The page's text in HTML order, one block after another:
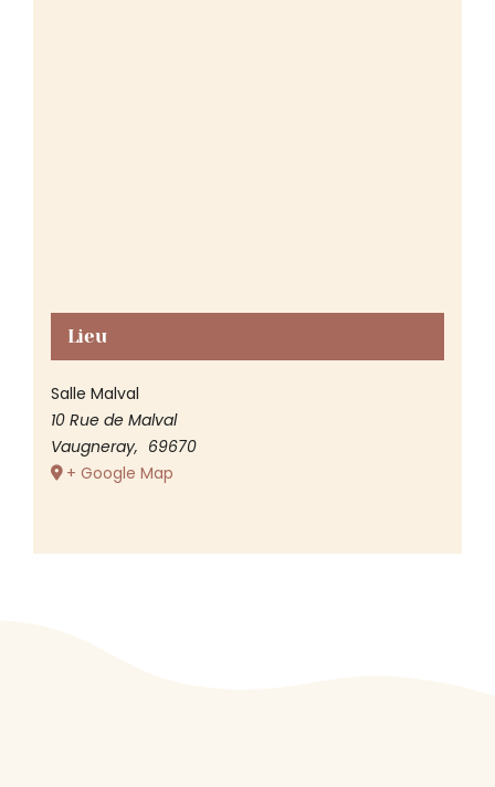
Lieu
Salle Malval
10 Rue de Malval
Vaugneray, 69670
+ Google Map